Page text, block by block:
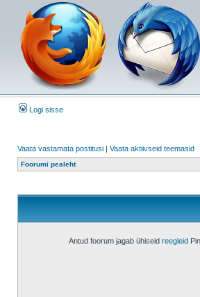
Logi sisse
Vaata vastamata postitusi | Vaata aktiivseid teemasid
Foorumi pealeht
Antud foorum jagab ühiseid reegleid